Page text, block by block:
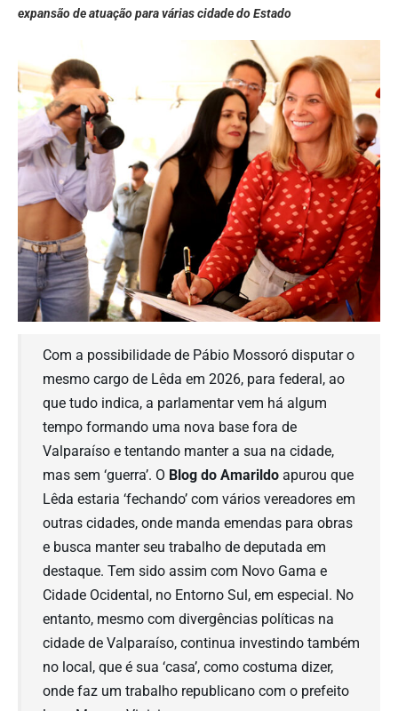
expansão de atuação para várias cidade do Estado
Com a possibilidade de Pábio Mossoró disputar o
mesmo cargo de Lêda em 2026, para federal, ao
que tudo indica, a parlamentar vem há algum
tempo formando uma nova base fora de
Valparaíso e tentando manter a sua na cidade,
mas sem ‘guerra’. O Blog do Amarildo apurou que
Lêda estaria ‘fechando’ com vários vereadores em
outras cidades, onde manda emendas para obras
e busca manter seu trabalho de deputada em
destaque. Tem sido assim com Novo Gama e
Cidade Ocidental, no Entorno Sul, em especial. No
entanto, mesmo com divergências políticas na
cidade de Valparaíso, continua investindo também
no local, que é sua ‘casa’, como costuma dizer,
onde faz um trabalho republicano com o prefeito